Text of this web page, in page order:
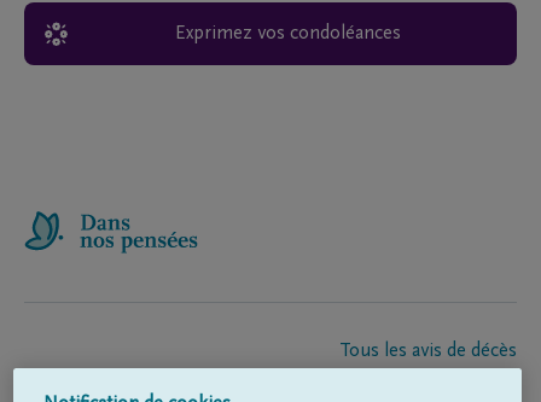
Exprimez vos condoléances
Tous les avis de décès